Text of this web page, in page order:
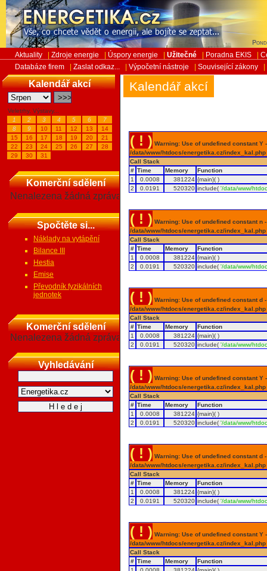
Aktuality Zdroje energie Úspory energie Užitečné Poradna EKIS
Databáze firem
Zaslat odkaz... Výpočetní nástroje Související zákony
Kalendář akcí
Veletrhy, Výstavy...
1
2 3 4 5 6
7
8
9 10 11 12 13
14
15
16 17 18 19 20
21
22
23 24 25 26 27
28
29
30 31
Komerční sdělení
Nenalezena žádná zpráva
Spočtěte si...
Náklady na vytápění
Bilance III
Hestia
Emise
Převodník fyzikálních
jednotek
Komerční sdělení
Nenalezena žádná zpráva
Vyhledávání
Kalendář akcí
( ! ) Warning: Use of undefined constant
/data/www/htdocs/energetika.cz/
Call Stack
# Time Memory
Function
1
0.0008 381224 {main}( )
2
0.0191 520320 include('/data/www/
( ! ) Warning: Use of undefined constant
/data/www/htdocs/energetika.cz/
Call Stack
# Time Memory
Function
1
0.0008 381224 {main}( )
2
0.0191 520320 include('/data/www/
( ! ) Warning: Use of undefined constant
/data/www/htdocs/energetika.cz/
Call Stack
# Time Memory
Function
1
0.0008 381224 {main}( )
2
0.0191 520320 include('/data/www/
( ! ) Warning: Use of undefined constant
/data/www/htdocs/energetika.cz/
Call Stack
# Time Memory
Function
1
0.0008 381224 {main}( )
2
0.0191 520320 include('/data/www/
( ! ) Warning: Use of undefined constant
/data/www/htdocs/energetika.cz/
Call Stack
# Time Memory
Function
1
0.0008 381224 {main}( )
2
0.0191 520320 include('/data/www/
( ! ) Warning: Use of undefined constant
/data/www/htdocs/energetika.cz/
Call Stack
# Time Memory
Function